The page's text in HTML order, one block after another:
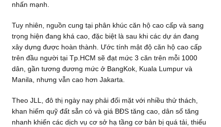
nhấn mạnh.
Tuy nhiên, nguồn cung tại phân khúc căn hộ cao cấp và sang
trọng hiện đang khá cao, đặc biệt là sau khi các dự án đang
xây dựng được hoàn thành. Ước tính mật độ căn hộ cao cấp
trên đầu người tại Tp.HCM sẽ đạt mức 3 căn trên mỗi 1000
dân, gần tương đương mức ở BangKok, Kuala Lumpur và
Manila, nhưng vẫn cao hơn Jakarta.
Theo JLL, đô thị ngày nay phải đối mặt với nhiều thử thách,
khan hiếm quỹ đất sẵn có và giá BĐS tăng cao, dân số tăng
nhanh khiến các dịch vụ cơ sở hạ tầng cơ bản bị quá tải, thiếu